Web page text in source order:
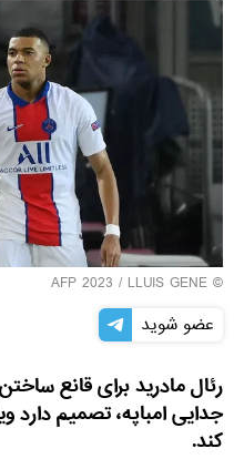
© AFP 2023 /
LLUIS GENE
عضو شوید
رئال مادرید برای قانع
جدایی امباپه، تصمیم دارد
کند.